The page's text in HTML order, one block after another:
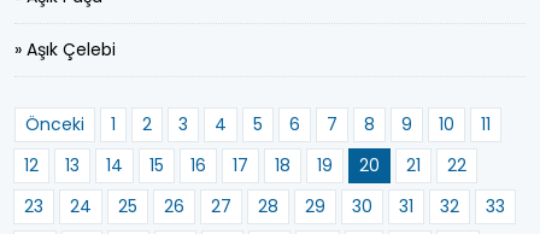
» Aşık Çelebi
Önceki 1 2 3 4 5 6 7 8 9 10
11
12
13 14 15 16 17 18 19 20 21
22
23
24 25 26 27 28 29 30 31 32
33